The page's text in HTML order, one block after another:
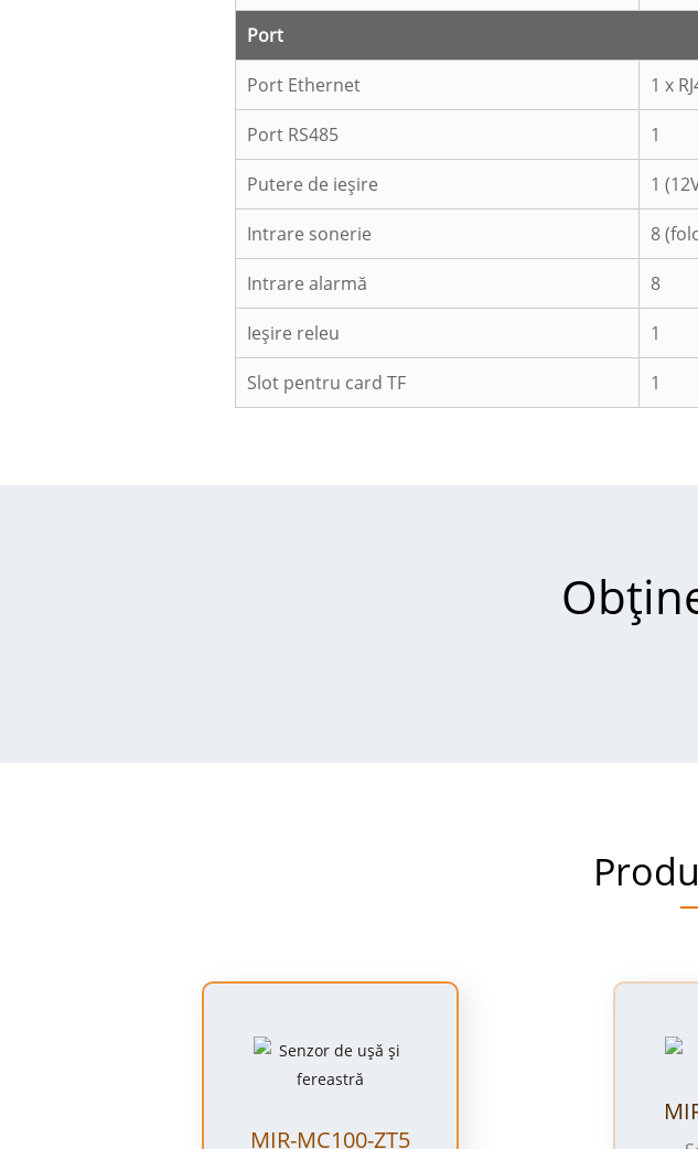
Port
Port Ethernet 1 x
Port RS485 1
Putere de ieșire 1
Intrare sonerie 8
Intrare alarmă 8
Ieșire releu 1
Slot pentru card TF 1
MIR-MC100-ZT5